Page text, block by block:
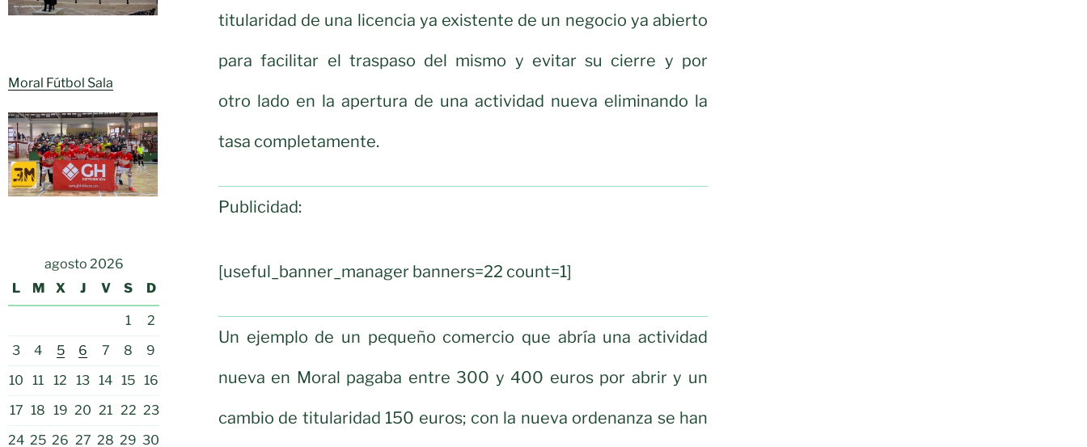
Moral Fútbol Sala
agosto 2026
L
M X J V S D
1
2
3
4 5 6 7 8
9
10
11 12 13 14 15 16
17 18 19 20 21 22 23
24 25 26 27 28 29 30
titularidad de una licencia ya existente de un negocio ya abierto
para facilitar el traspaso del mismo y evitar su cierre y por
otro lado en la apertura de una actividad nueva eliminando la
tasa completamente.
Publicidad:
[useful_banner_manager banners=22 count=1]
Un ejemplo de un pequeño comercio que abría una actividad
nueva en Moral pagaba entre 300 y 400 euros por abrir y un
cambio de titularidad 150 euros; con la nueva ordenanza se han